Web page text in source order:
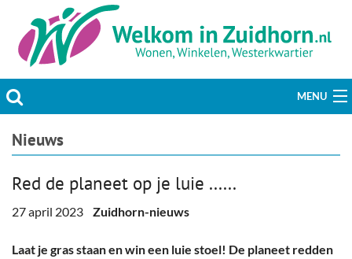
MENU
Actueel
Welzijn & Maatschappij
Bedrijven
Nieuws
Red de planeet op je luie ......
27 april 2023 Zuidhorn-nieuws
Laat je gras staan en win een luie stoel! De planeet redden